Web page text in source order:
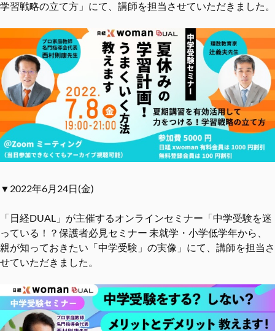
学習戦略の立て方」にて、講師を担当させていただきました。
▼2022年6月24日(金)
「日経DUAL」が主催するオンラインセミナー「中学受験を迷
っている！？保護者必見セミナー 未就学・小学低学年から、
親が知っておきたい「中学受験」の実像」にて、講師を担当さ
せていただきました。